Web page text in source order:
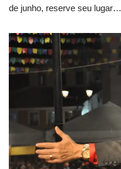
de junho, reserve seu lugar…